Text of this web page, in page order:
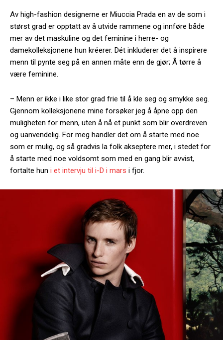
Av high-fashion designerne er Miuccia Prada en av de som i
størst grad er opptatt av å utvide rammene og innføre både
mer av det maskuline og det feminine i herre- og
damekolleksjonene hun kréerer. Dét inkluderer det å inspirere
menn til pynte seg på en annen måte enn de gjør; Å tørre å
være feminine.
– Menn er ikke i like stor grad frie til å kle seg og smykke seg.
Gjennom kolleksjonene mine forsøker jeg å åpne opp den
muligheten for menn, uten å nå et punkt som blir overdreven
og uanvendelig. For meg handler det om å starte med noe
som er mulig, og så gradvis la folk akseptere mer, i stedet for
å starte med noe voldsomt som med en gang blir avvist,
fortalte hun i et intervju til i-D i mars i fjor.